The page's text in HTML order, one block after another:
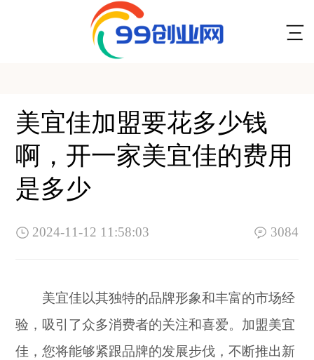
美宜佳加盟要花多少钱
啊，开一家美宜佳的费用
是多少
2024-11-12 11:58:03 3084
美宜佳以其独特的品牌形象和丰富的市场经
验，吸引了众多消费者的关注和喜爱。加盟美宜
佳，您将能够紧跟品牌的发展步伐，不断推出新